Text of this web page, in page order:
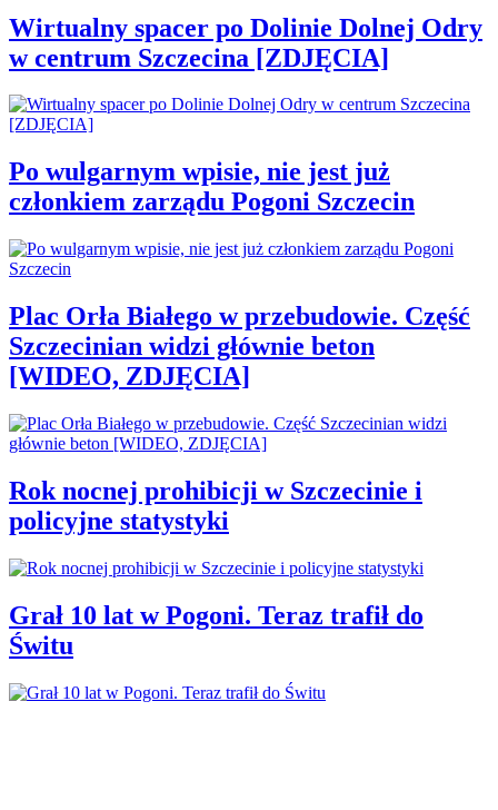
Wirtualny spacer po Dolinie Dolnej Odry
w centrum Szczecina [ZDJĘCIA]
Po wulgarnym wpisie, nie jest już
członkiem zarządu Pogoni Szczecin
Plac Orła Białego w przebudowie. Część
Szczecinian widzi głównie beton
[WIDEO, ZDJĘCIA]
Rok nocnej prohibicji w Szczecinie i
policyjne statystyki
Grał 10 lat w Pogoni. Teraz trafił do
Świtu